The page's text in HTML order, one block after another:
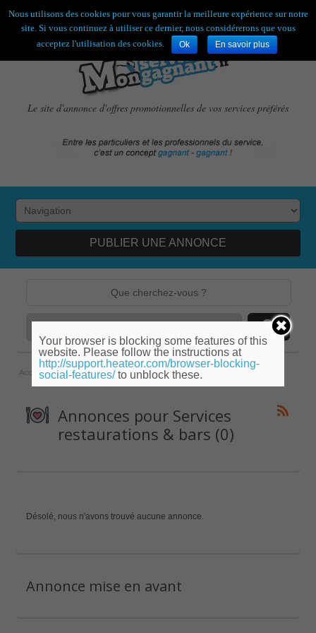
Bienvenue,visiteur ![S'enregistrer|Connexion]
Le site d'annonce d'offres promotionnelles de vos services préférés
PUBLIER UNE ANNONCE
Accueil » Midi-Pyrénées » Gers » Services restaurations & bars
Annonces pour Services
restaurations & bars (0)
Désolé, nous n'avons trouvé aucune annonce.
Annonce mise en avant
Nous utilisons des cookies pour vous garantir la meilleure expérience sur notre
site. Si vous continuez à utiliser ce dernier, nous considérerons que vous
acceptez l'utilisation des cookies.
Ok En savoir plus
Your browser is blocking some features of this
website. Please follow the instructions at
http://support.heateor.com/browser-blocking-
social-features/to unblock these.